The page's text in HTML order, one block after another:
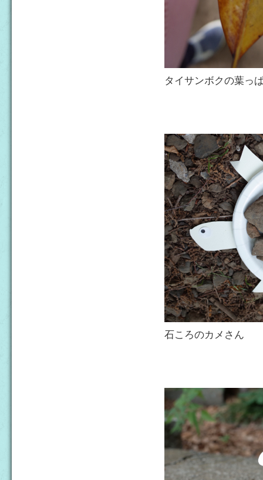
タイサンボクの葉っ
石ころのカメさん